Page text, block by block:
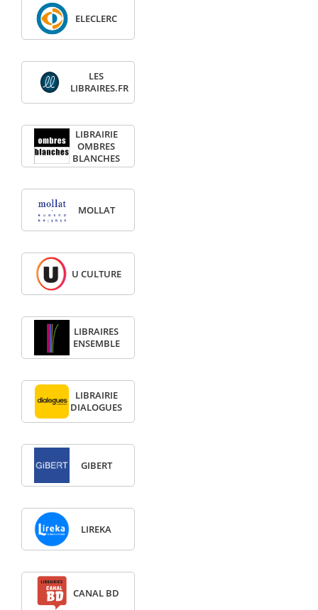
ELECLERC
LES
LIBRAIRES.FR
LIBRAIRIE
OMBRES
BLANCHES
MOLLAT
U CULTURE
LIBRAIRES
ENSEMBLE
LIBRAIRIE
DIALOGUES
GIBERT
LIREKA
CANAL BD